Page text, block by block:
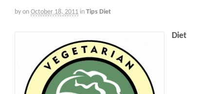
by on October 18, 2011 in Tips Diet
Diet